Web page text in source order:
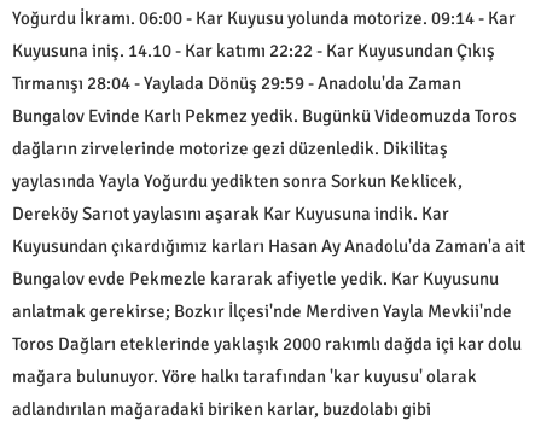
Yoğurdu İkramı. 06:00 - Kar Kuyusu yolunda motorize. 09:14 - Kar
Kuyusuna iniş. 14.10 - Kar katımı 22:22 - Kar Kuyusundan Çıkış
Tırmanışı 28:04 - Yaylada Dönüş 29:59 - Anadolu'da Zaman
Bungalov Evinde Karlı Pekmez yedik. Bugünkü Videomuzda Toros
dağların zirvelerinde motorize gezi düzenledik. Dikilitaş
yaylasında Yayla Yoğurdu yedikten sonra Sorkun Keklicek,
Dereköy Sarıot yaylasını aşarak Kar Kuyusuna indik. Kar
Kuyusundan çıkardığımız karları Hasan Ay Anadolu'da Zaman'a ait
Bungalov evde Pekmezle kararak afiyetle yedik. Kar Kuyusunu
anlatmak gerekirse; Bozkır İlçesi'nde Merdiven Yayla Mevkii'nde
Toros Dağları eteklerinde yaklaşık 2000 rakımlı dağda içi kar dolu
mağara bulunuyor. Yöre halkı tarafından 'kar kuyusu' olarak
adlandırılan mağaradaki biriken karlar, buzdolabı gibi